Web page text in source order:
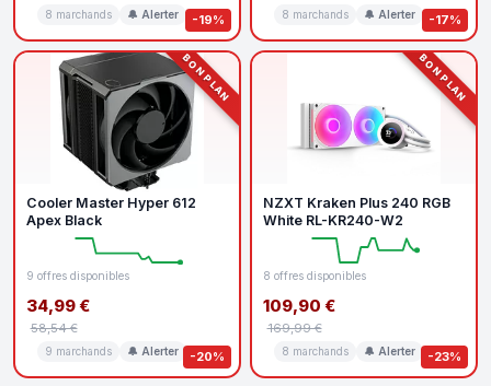
-19%
8 marchands 🔔 Alerter -17%
8 marchands 🔔 Alerter
BON PLAN
-20%
Cooler Master Hyper 612
Apex Black
9 offres disponibles
34,99 €
58,54 €
9 marchands 🔔 Alerter
BON PLAN
-23%
NZXT Kraken Plus 240 RGB
White RL-KR240-W2
8 offres disponibles
109,90 €
169,99 €
8 marchands 🔔 Alerter